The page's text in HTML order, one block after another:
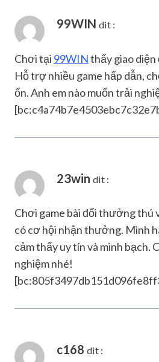
99WIN dit :
Chơi tại 99WINthấy giao diện
Hỗ trợ nhiều game hấp dẫn,
ổn. Anh em nào muốn trải
23win dit :
Chơi game bài đổi thưởng thú
có cơ hội nhận thưởng. Mình
cảm thấy uy tín và minh bạch.
nghiệm nhé!
c168 dit :